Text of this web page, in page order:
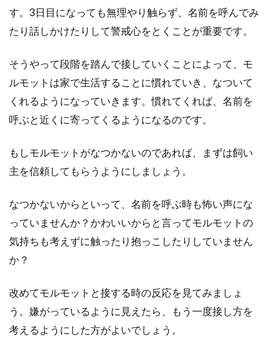
す。3日目になっても無理やり触らず、名前を呼んでみ
たり話しかけたりして警戒心をとくことが重要です。
そうやって段階を踏んで接していくことによって、モ
ルモットは家で生活することに慣れていき、なついて
くれるようになっていきます。慣れてくれば、名前を
呼ぶと近くに寄ってくるようになるのです。
もしモルモットがなつかないのであれば、まずは飼い
主を信頼してもらうようにしましょう。
なつかないからといって、名前を呼ぶ時も怖い声にな
っていませんか？かわいいからと言ってモルモットの
気持ちも考えずに触ったり抱っこしたりしていません
か？
改めてモルモットと接する時の反応を見てみましょ
う。嫌がっているように見えたら、もう一度接し方を
考えるようにした方がよいでしょう。